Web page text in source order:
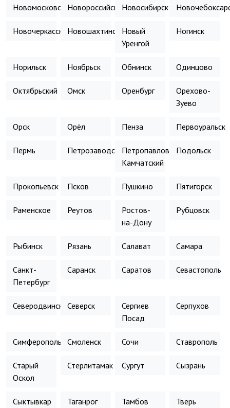
Новомосковск Новороссийск Новосибирск
Новочеркасск Новошахтинск
Новый
Уренгой
Ногинск
Норильск Ноябрьск Обнинск Одинцово
Октябрьский Омск Оренбург
Орехово-
Зуево
Орск Орёл Пенза Первоуральск
Пермь Петрозаводск
Петропавловск-
Камчатский
Подольск
Прокопьевск Псков Пушкино Пятигорск
Раменское Реутов
Ростов-
на-Дону
Рубцовск
Рыбинск Рязань Салават Самара
Санкт-
Петербург
Саранск Саратов Севастополь
Северодвинск Северск
Сергиев
Посад
Серпухов
Симферополь Смоленск Сочи Ставрополь
Старый
Оскол
Стерлитамак Сургут Сызрань
Сыктывкар Таганрог Тамбов Тверь